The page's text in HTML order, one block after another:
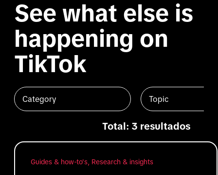
See what else is
happening on
TikTok
Category Topic
Total: 3 resultados
Guides & how-to's, Research & insights